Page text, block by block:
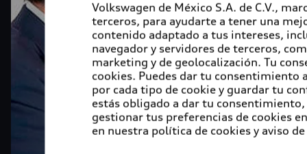
Volkswagen de México S.A. de C.V.,
terceros, para ayudarte a tener una
contenido adaptado a tus intereses,
navegador y servidores de terceros,
marketing y de geolocalización. Tu
cookies. Puedes dar tu
por cada tipo de cookie y guardar tu
estás obligado a dar tu
gestionar tus preferencias de cookies
en nuestra política de cookies y aviso